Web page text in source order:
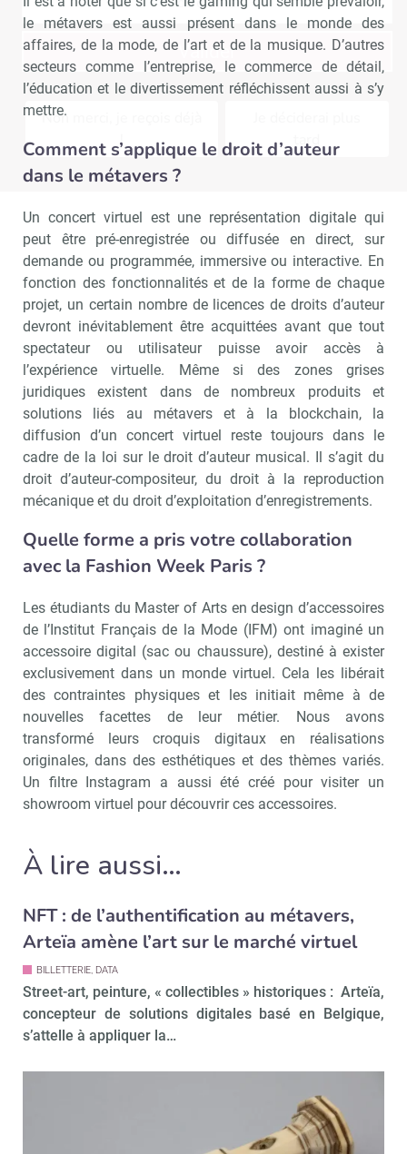
le métavers est aussi présent dans le monde des
affaires, de la mode, de l’art et de la musique. D’autres
secteurs comme l’entreprise, le commerce de détail,
l’éducation et le divertissement réfléchissent aussi à s’y
mettre.
Comment s’applique le droit d’auteur
dans le métavers ?
Un concert virtuel est une représentation digitale qui
peut être pré-enregistrée ou diffusée en direct, sur
demande ou programmée, immersive ou interactive. En
fonction des fonctionnalités et de la forme de chaque
projet, un certain nombre de licences de droits d’auteur
devront inévitablement être acquittées avant que tout
spectateur ou utilisateur puisse avoir accès à
l’expérience virtuelle. Même si des zones grises
juridiques existent dans de nombreux produits et
solutions liés au métavers et à la blockchain, la
diffusion d’un concert virtuel reste toujours dans le
cadre de la loi sur le droit d’auteur musical. Il s’agit du
droit d’auteur-compositeur, du droit à la reproduction
mécanique et du droit d’exploitation d’enregistrements.
Quelle forme a pris votre collaboration
avec la Fashion Week Paris ?
Les étudiants du Master of Arts en design d’accessoires
de l’Institut Français de la Mode (IFM) ont imaginé un
accessoire digital (sac ou chaussure), destiné à exister
exclusivement dans un monde virtuel. Cela les libérait
des contraintes physiques et les initiait même à de
nouvelles facettes de leur métier. Nous avons
transformé leurs croquis digitaux en réalisations
originales, dans des esthétiques et des thèmes variés.
Un filtre Instagram a aussi été créé pour visiter un
showroom virtuel pour découvrir ces accessoires.
À lire aussi…
NFT : de l’authentification au métavers,
Arteïa amène l’art sur le marché virtuel
BILLETTERIE, DATA
Street-art, peinture, « collectibles » historiques : Arteïa,
concepteur de solutions digitales basé en Belgique,
s’attelle à appliquer la…
Valider
Non merci, je reçois déjà
!
tard